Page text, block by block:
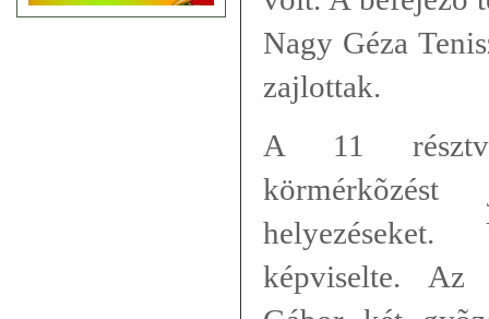
Nagy Géza
zajlottak.
A 11
képviselte. Az